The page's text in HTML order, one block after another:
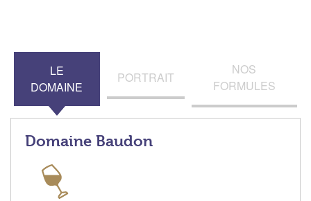
LE
DOMAINE
PORTRAIT
NOS
FORMULES
Domaine Baudon